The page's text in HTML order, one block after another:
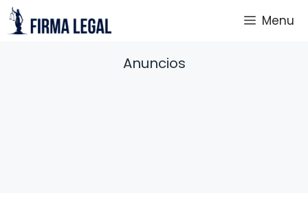
Saltar
al
Menu
Anuncios